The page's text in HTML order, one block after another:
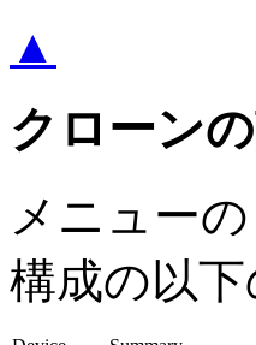
▲
クローン
メニュー
構成の以